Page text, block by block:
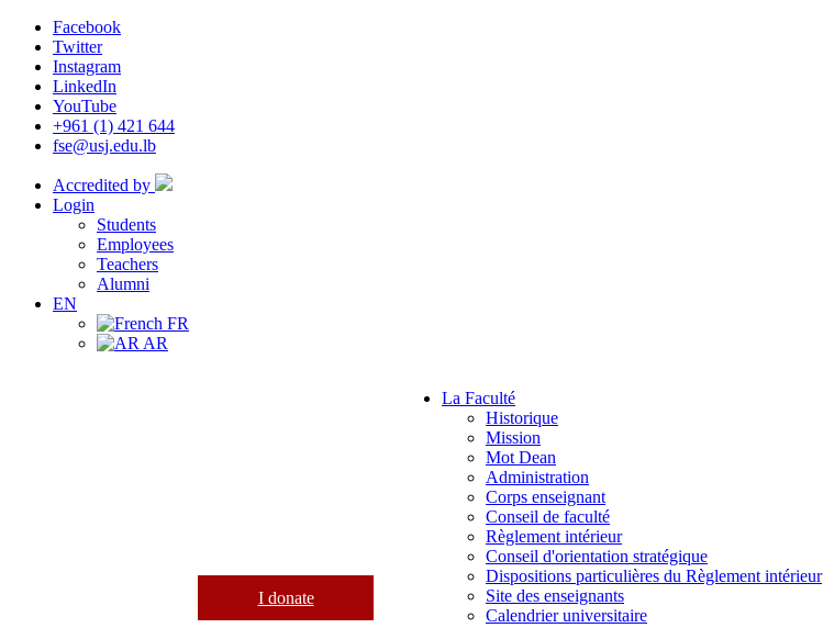
Facebook
Twitter
Instagram
LinkedIn
YouTube
+961 (1) 421 644
fse@usj.edu.lb
Accredited by
Login
Students
Employees
Teachers
Alumni
EN
FR
AR
I donate
La Faculté
Historique
Mission
Mot Dean
Administration
Corps enseignant
Conseil de faculté
Règlement intérieur
Conseil d'orientation stratégique
Dispositions particulières du Règlement intérieur
Site des enseignants
Calendrier universitaire